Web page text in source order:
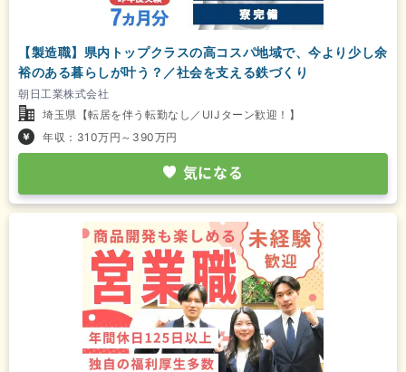
【製造職】県内トップクラスの高コスパ地域で、今より少し余
裕のある暮らしが叶う？／社会を支える鉄づくり
朝日工業株式会社
埼玉県【転居を伴う転勤なし／UIJターン歓迎！】
年収：310万円～390万円
気になる